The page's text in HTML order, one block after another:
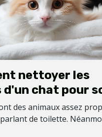
nettoyer les
d'un chat pour
?
des animaux assez
de toilette.